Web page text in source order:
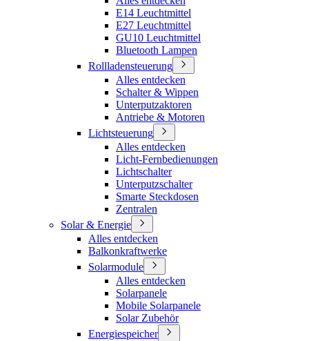
E14 Leuchtmittel
E27 Leuchtmittel
GU10 Leuchtmittel
Bluetooth Lampen
Rollladensteuerung
Alles entdecken
Schalter & Wippen
Unterputzaktoren
Antriebe & Motoren
Lichtsteuerung
Alles entdecken
Licht-Fernbedienungen
Lichtschalter
Unterputzschalter
Smarte Steckdosen
Zentralen
Solar & Energie
Alles entdecken
Balkonkraftwerke
Solarmodule
Alles entdecken
Solarpanele
Mobile Solarpanele
Solar Zubehör
Energiespeicher